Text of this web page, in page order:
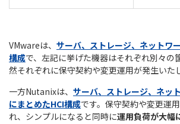
VMwareは、 サーバ、ストレージ、ネットワ
構成で、左記に挙げた機器はそれぞれ別々の
然それぞれに保守契約や変更運用が発生いた
一方Nutanixは、 サーバ、ストレージ、ネッ
にまとめたHCI構成です。保守契約や変更運
れ、シンプルになると同時に運用負荷が大幅